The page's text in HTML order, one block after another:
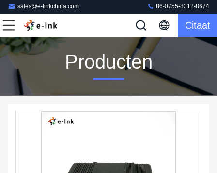
sales@e-linkchina.com 86-0755-8312-8674
Citaat
Producten